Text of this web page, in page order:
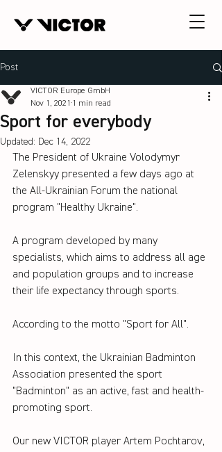
Post
Sport for everybody
VICTOR Europe GmbH
Nov 1, 2021 1 min read
Updated: Dec 14, 2022
The President of Ukraine Volodymyr
Zelenskyy presented a few days ago at
the All-Ukrainian Forum the national
program "Healthy Ukraine".
A program developed by many
specialists, which aims to address all age
and population groups and to increase
their life expectancy through sports.
According to the motto "Sport for All".
In this context, the Ukrainian Badminton
Association presented the sport
"Badminton" as an active, fast and health-
promoting sport.
Our new VICTOR player Artem Pochtarov,